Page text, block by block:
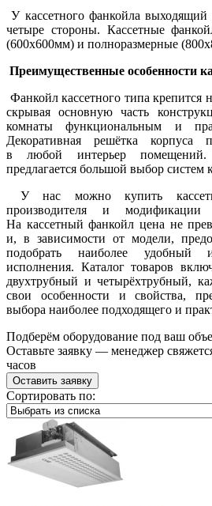
У кассетного фанкойла выходящий
четыре стороны. Кассетные
(600х600мм) и полноразмерные (800
Преимущественные особенности
Фанкойл кассетного типа крепится
скрывая основную часть
комнаты функциональным и
Декоративная решётка корпуса
в любой интерьер
предлагается большой выбор систем
У нас можно купить
производителя и
На кассетный фанкойл цена не
и, в зависимости от модели,
подобрать наиболее удобный
исполнения. Каталог товаров
двухтрубный и четырёхтрубный,
свои особенности и свойства,
выбора наиболее подходящего и
Подберём оборудование под ваш
Оставьте заявку — менеджер
часов
Оставить заявку
Сортировать по: